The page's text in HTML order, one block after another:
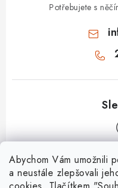
Abychom Vám umožnili
a neustále zlepšovali
Potřebujete s